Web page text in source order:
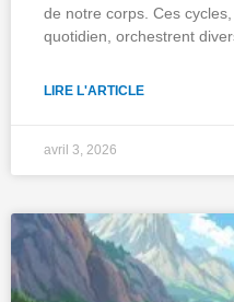
de notre corps. Ces
quotidien, orchestrent
LIRE L'ARTICLE
avril 3, 2026